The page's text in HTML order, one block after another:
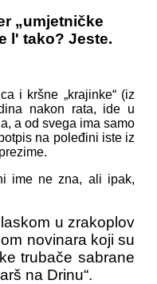
„umjetničke
l' tako? Jeste.
i kršne „krajinke“ (iz
nakon rata, ide u
a od svega ima samo
na poleđini iste iz
ime ne zna, ali ipak,
u zrakoplov
novinara koji su
trubače sabrane
na Drinu“.